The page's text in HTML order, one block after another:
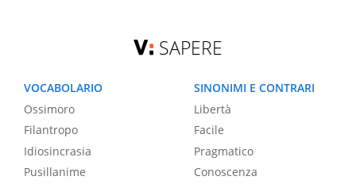
SAPERE
VOCABOLARIO
Ossimoro
Filantropo
Idiosincrasia
Pusillanime
SINONIMI E CONTRARI
Libertà
Facile
Pragmatico
Conoscenza